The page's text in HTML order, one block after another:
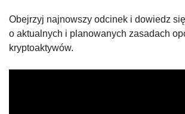
Obejrzyj najnowszy odcinek i dowiedz
o aktualnych i planowanych zasadach
kryptoaktywów.